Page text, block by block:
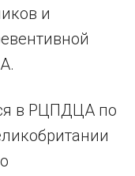
и
в РЦПДЦА по